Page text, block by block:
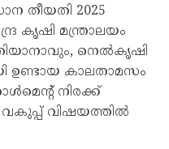
തീയതി 2025
കൃഷി മന്ത്രാലയം
നെൽകൃഷി
ഉണ്ടായ കാലതാമസം
നിരക്ക്
വിഷയത്തിൽ